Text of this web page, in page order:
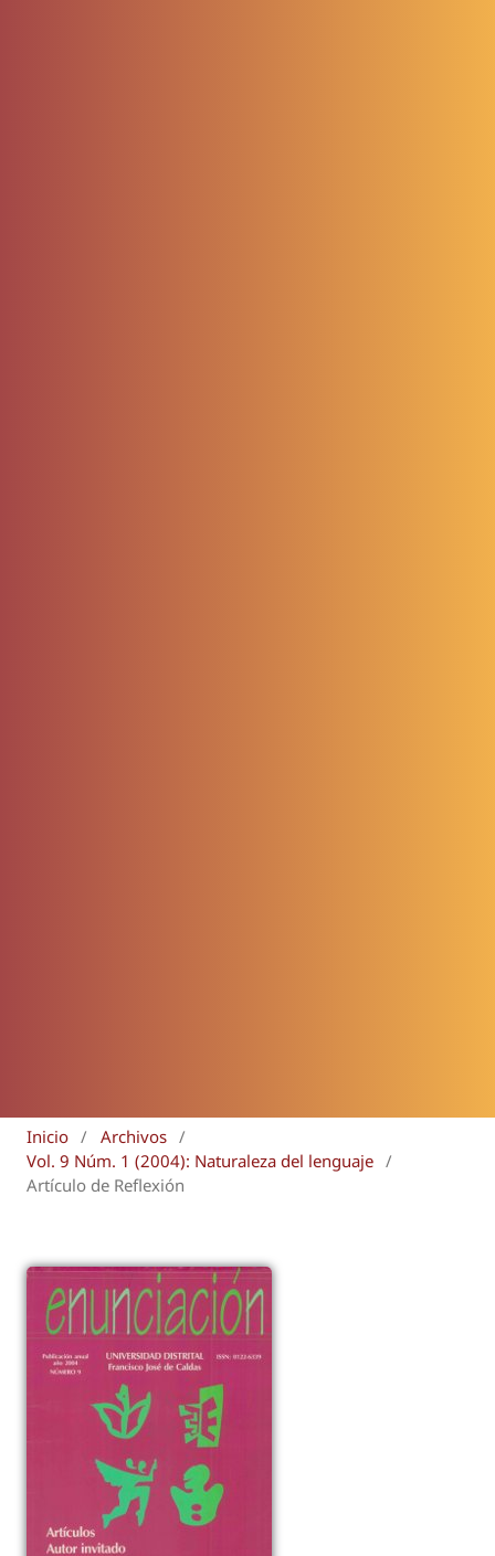
Inicio / Archivos /
Vol. 9 Núm. 1 (2004): Naturaleza del lenguaje /
Artículo de Reflexión